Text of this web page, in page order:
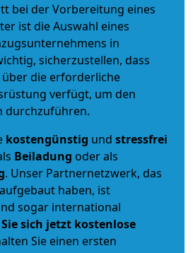
bei der Vorbereitung eines
ist die Auswahl eines
in
sicherzustellen, dass
die erforderliche
verfügt, um den
durchzuführen.
kostengünstig und stressfrei
Beiladung oder als
. Unser Partnernetzwerk, das
haben, ist
sogar international
sich jetzt kostenlose
Sie einen ersten